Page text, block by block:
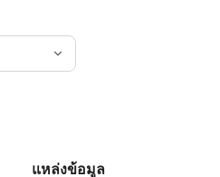
แหล่งข้อมูล